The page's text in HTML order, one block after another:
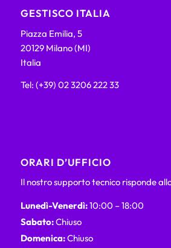
GESTISCO ITALIA
Piazza Emilia, 5
20129 Milano (MI)
Italia
Tel: (+39) 02 3206 222 33
ORARI D’UFFICIO
Il nostro supporto tecnico risponde
Lunedì-Venerdì:10:00 – 18:00
Sabato:Chiuso
Domenica:Chiuso